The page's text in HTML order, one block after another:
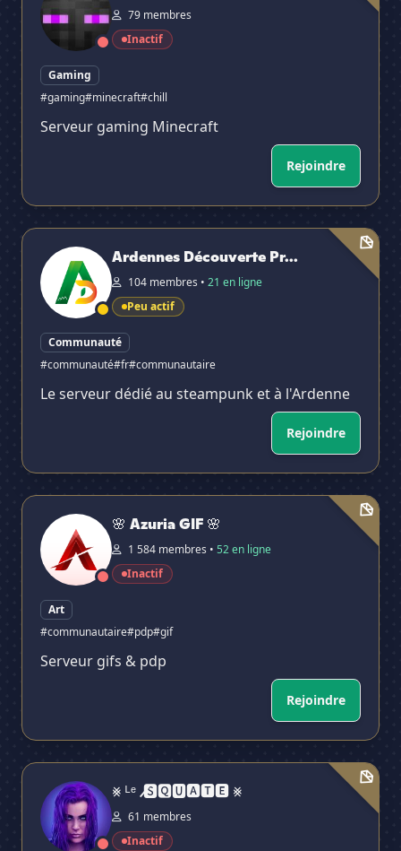
79 membres
Inactif
Gaming
#gaming#minecraft#chill
Serveur gaming Minecraft
Rejoindre
Ardennes Découverte Production
Ardennes Découverte Pr...
104 membres • 21 en ligne
Peu actif
Communauté
#communauté#fr#communautaire
Le serveur dédié au steampunk et à l'Ardenne
Rejoindre
🌸 Azuria GIF 🌸
🌸 Azuria GIF 🌸
1 584 membres • 52 en ligne
Inactif
Art
#communautaire#pdp#gif
Serveur gifs & pdp
Rejoindre
⨳ ᴸᵉ ̸ 🆂🆀🆄🅰🆃🅴 ⨳
⨳ ᴸᵉ ̸ 🆂🆀🆄🅰🆃🅴 ⨳
61 membres
Inactif